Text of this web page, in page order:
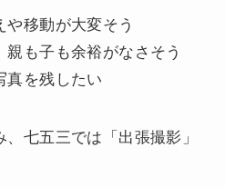
や移動が大変そう
親も子も余裕がなさそう
真を残したい
七五三では「出張撮影」